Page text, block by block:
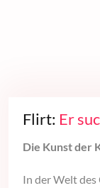
Flirt: Er
Die Kunst der
In der Welt